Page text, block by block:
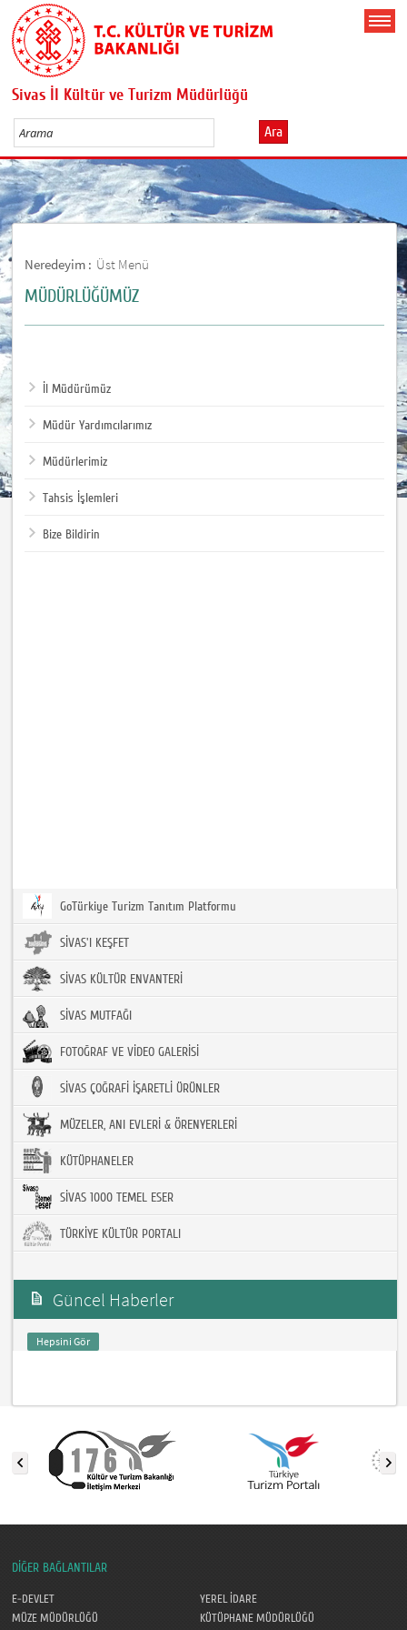
Sivas İl Kültür ve Turizm Müdürlüğü
Ara
Neredeyim : Üst Menü
MÜDÜRLÜĞÜMÜZ
İl Müdürümüz
Müdür Yardımcılarımız
Müdürlerimiz
Tahsis İşlemleri
Bize Bildirin
GoTürkiye Turizm Tanıtım Platformu
SİVAS'I KEŞFET
SİVAS KÜLTÜR ENVANTERİ
SİVAS MUTFAĞI
FOTOĞRAF VE VİDEO GALERİSİ
SİVAS ÇOĞRAFİ İŞARETLİ ÜRÜNLER
MÜZELER, ANI EVLERİ & ÖRENYERLERİ
KÜTÜPHANELER
SİVAS 1000 TEMEL ESER
TÜRKİYE KÜLTÜR PORTALI
Güncel Haberler
Hepsini Gör
DİĞER BAĞLANTILAR
E-DEVLET
YEREL İDARE
MÜZE MÜDÜRLÜĞÜ
KÜTÜPHANE MÜDÜRLÜĞÜ